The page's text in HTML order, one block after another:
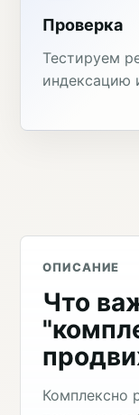
Проверка
Тестируем
индексацию
ОПИСАНИЕ
Что
Комплексно